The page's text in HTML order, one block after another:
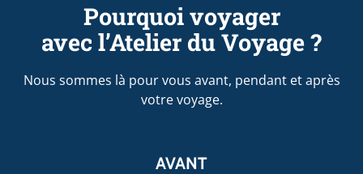
Pourquoi voyager
avec l’Atelier du Voyage ?
Nous sommes là pour vous avant, pendant et après
votre voyage.
AVANT